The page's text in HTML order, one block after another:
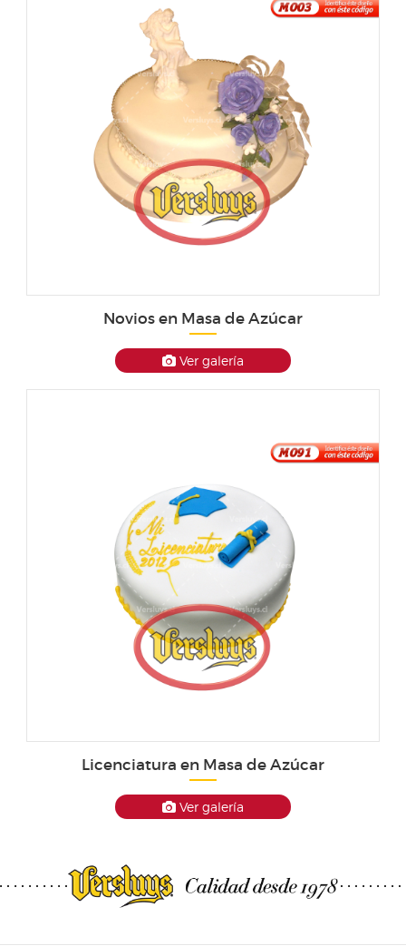
Novios en Masa de Azúcar
Ver galería
Licenciatura en Masa de Azúcar
Ver galería